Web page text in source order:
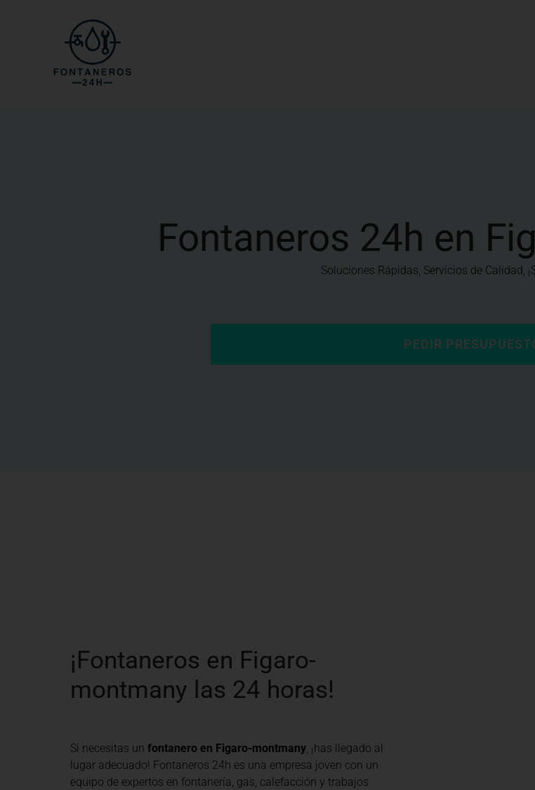
Fontaneros 24h en
Soluciones Rápidas, Servicios de Calidad,
PEDIR
¡Fontaneros en Figaro-
montmany las 24 horas!
Si necesitas un fontanero en Figaro-montmany, ¡has llegado al
lugar adecuado! Fontaneros 24h es una empresa joven con un
equipo de expertos en fontanería, gas, calefacción y trabajos